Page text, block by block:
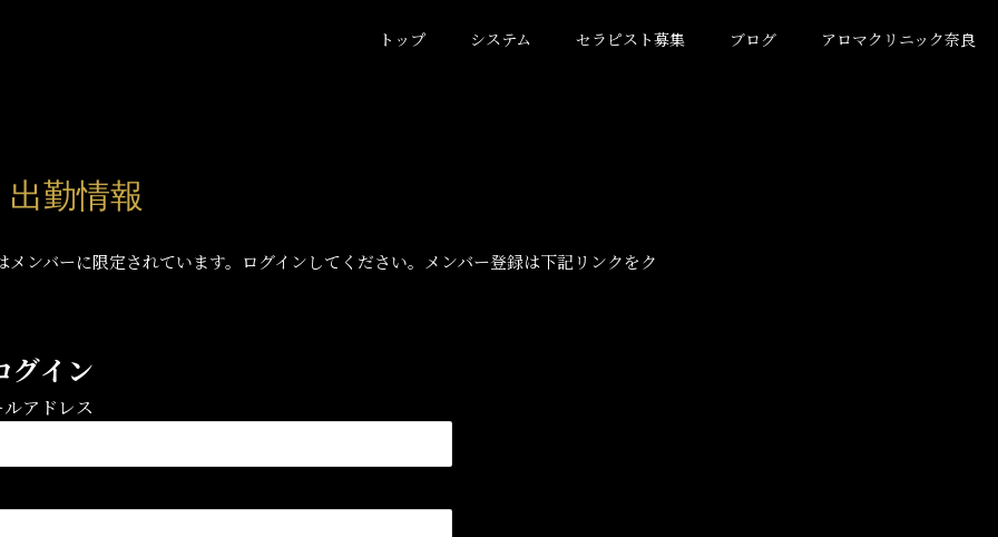
トップ システム セラピスト募集 ブログ アロマクリニック奈良
勤情報
メンバーに限定されています。ログインしてください。メンバー登録は下記リンクをク
グイン
アドレス